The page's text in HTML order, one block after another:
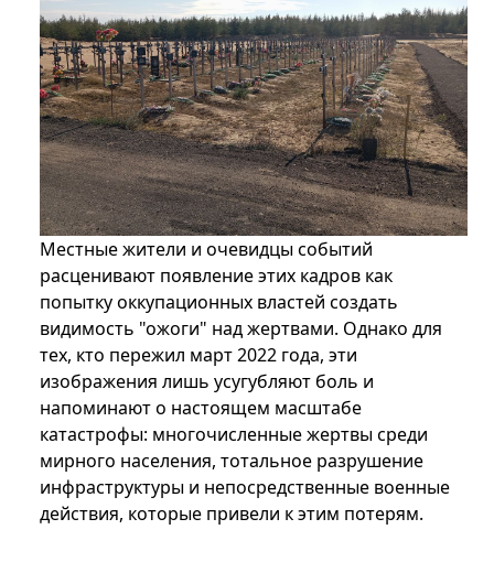
Местные жители и очевидцы событий
расценивают появление этих кадров как
попытку оккупационных властей создать
видимость "ожоги" над жертвами. Однако для
тех, кто пережил март 2022 года, эти
изображения лишь усугубляют боль и
напоминают о настоящем масштабе
катастрофы: многочисленные жертвы среди
мирного населения, тотальное разрушение
инфраструктуры и непосредственные военные
действия, которые привели к этим потерям.